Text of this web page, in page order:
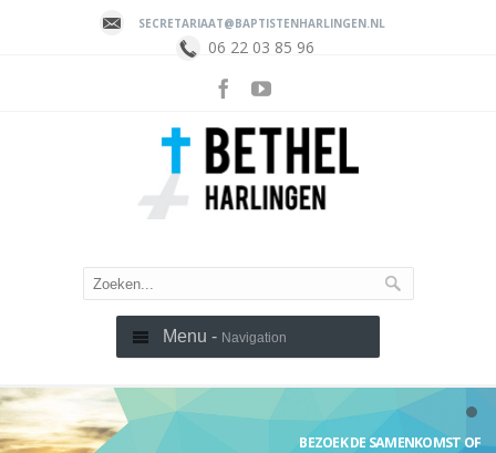
SECRETARIAAT@BAPTISTENHARLINGEN.NL
06 22 03 85 96
Menu - Navigation
BEZOEK DE SAMENKOMST OF